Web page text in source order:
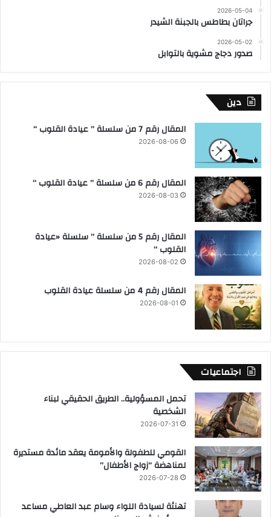
2026-05-04
جراتان بطاطس بالجبنة الشيدر
2026-05-02
صدور دجاج مشوية بالتوابل
دين
المقال رقم 7 من سلسلة ” عيادة القلوب “
2026-08-06
المقال رقم 6 من سلسلة ” عيادة القلوب “
2026-08-03
المقال رقم 5 من سلسلة ” سلسلة «عيادة
القلوب “
2026-08-02
المقال رقم 4 من سلسلة عيادة القلوب
2026-08-01
اجتماعيات
تحمل المسؤولية.. الطريق الحقيقي لبناء
الشخصية
2026-07-31
القومي للطفولة والأمومة يعقد مائدة مستديرة
لمناهضة “زواج الأطفال”
2026-07-28
تهنئة لسيادة اللواء وسام عبد العاطي مساعد